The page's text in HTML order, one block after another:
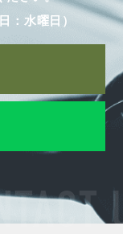
：水曜日）